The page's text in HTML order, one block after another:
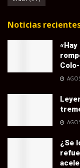
Noticias
¿Se